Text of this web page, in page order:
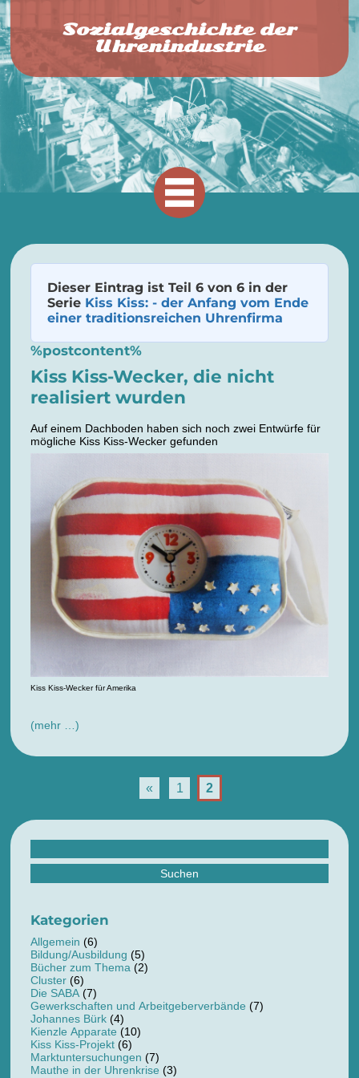
Sozialgeschichte der
Uhrenindustrie
Dieser Eintrag ist Teil 6 von 6 in der
Serie Kiss Kiss: - der Anfang vom Ende
einer traditionsreichen Uhrenfirma
%postcontent%
Kiss Kiss-Wecker, die nicht
realisiert wurden
Auf einem Dachboden haben sich noch zwei Entwürfe für
mögliche Kiss Kiss-Wecker gefunden
Kiss Kiss-Wecker für Amerika
(mehr …)
« 1 2
nach:
Kategorien
Allgemein (6)
Bildung/Ausbildung (5)
Bücher zum Thema (2)
Cluster(6)
Die SABA(7)
Gewerkschaften und Arbeitgeberverbände (7)
Johannes Bürk(4)
Kienzle Apparate (10)
Kiss Kiss-Projekt(6)
Marktuntersuchungen (7)
Mauthe in der Uhrenkrise (3)